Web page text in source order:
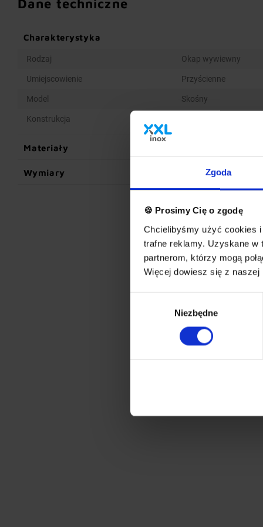
Zgoda
🍪 Prosimy Cię o zgodę
Chcielibyśmy użyć cookies
trafne reklamy. Uzyskane w
partnerom, którzy mogą
Więcej dowiesz się z naszej
Niezbędne
Dane techniczne
Charakterystyka
Rodzaj Okap wywiewny
Umiejscowienie Przyścienne
Model Skośny
Konstrukcja
Materiały
Wymiary